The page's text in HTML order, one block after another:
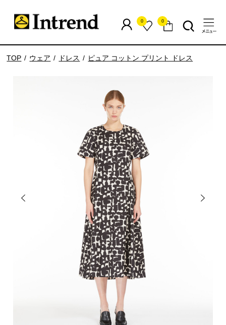
0 0
TOP ウェア ドレス ピュア コットン プリント ドレス